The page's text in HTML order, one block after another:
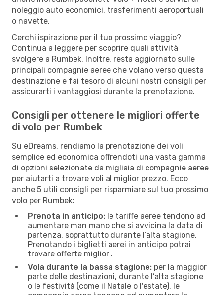
noleggio auto economici, trasferimenti aeroportuali
o navette.
Cerchi ispirazione per il tuo prossimo viaggio?
Continua a leggere per scoprire quali attività
svolgere a Rumbek. Inoltre, resta aggiornato sulle
principali compagnie aeree che volano verso questa
destinazione e fai tesoro di alcuni nostri consigli per
assicurarti i vantaggiosi durante la prenotazione.
Consigli per ottenere le migliori offerte
di volo per Rumbek
Su eDreams, rendiamo la prenotazione dei voli
semplice ed economica offrendoti una vasta gamma
di opzioni selezionate da migliaia di compagnie aeree
per aiutarti a trovare voli al miglior prezzo. Ecco
anche 5 utili consigli per risparmiare sul tuo prossimo
volo per Rumbek:
Prenota in anticipo: le tariffe aeree tendono ad
aumentare man mano che si avvicina la data di
partenza, soprattutto durante l’alta stagione.
Prenotando i biglietti aerei in anticipo potrai
trovare offerte migliori.
Vola durante la bassa stagione: per la maggior
parte delle destinazioni, durante l’alta stagione
o le festività (come il Natale o l'estate), le